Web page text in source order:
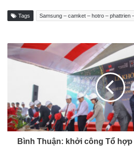
Tags Samsung – camket – hotro – phattrien
Bình Thuận: khởi công Tổ